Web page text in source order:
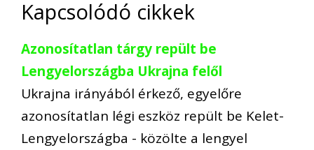
Kapcsolódó cikkek
Azonosítatlan tárgy repült be
Lengyelországba Ukrajna felől
Ukrajna irányából érkező, egyelőre
azonosítatlan légi eszköz repült be Kelet-
Lengyelországba - közölte a lengyel